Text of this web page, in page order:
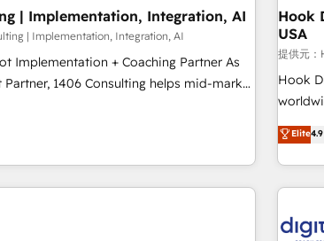
boost performance, and turn
• HubSpot Partner
EMEA Impact Award: Best Integration •
projects • Clients in 30+ industries
to deliver
being
believe
this together! From startup to
growing
| Implementation, Integration, AI
| Implementation, Integration, AI
Implementation + Coaching Partner As
1406 Consulting helps mid-market
your HubSpot—we teach your team to
you keep winning. What We Do ⚙️
across Marketing, Sales, Service,
Sales & Marketing Alignment + Revenue
🤖 Breeze AI & Custom Agent Creation 🔄
Migration Why 1406 We
Hook
USA
提供元：
Hook
across
Elite4.9